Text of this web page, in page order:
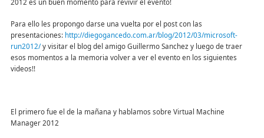
Para ello les propongo darse una vuelta por el post con las
presentaciones: http://diegogancedo.com.ar/blog/2012/03/microsoft-
run2012/y visitar el blog del amigo Guillermo Sanchez y luego de traer
esos momentos a la memoria volver a ver el evento en los siguientes
videos!!
El primero fue el de la mañana y hablamos sobre Virtual Machine
Manager 2012